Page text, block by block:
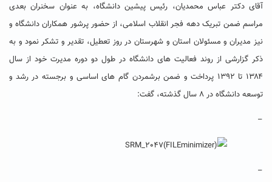
آقای دکتر عباس محمدیان، رئیس پیشین دانشگاه، به عنوان سخنران بعدی
مراسم ضمن تبریک دهه فجر انقلاب اسلامی، از حضور پرشور همکاران دانشگاه و
نیز مدیران و مسئولان استان و شهرستان در روز تعطیل، تقدیر و تشکر نمود و به
ذکر گزارشی از روند فعالیت های دانشگاه در طول دو دوره مدیرت خود از سال
۱۳۸۴ تا ۱۳۹۲ پرداخت و ضمن برشمردن گام های اساسی و برجسته در رشد و
توسعه دانشگاه در ۸ سال گذشته، گفت:
–
–